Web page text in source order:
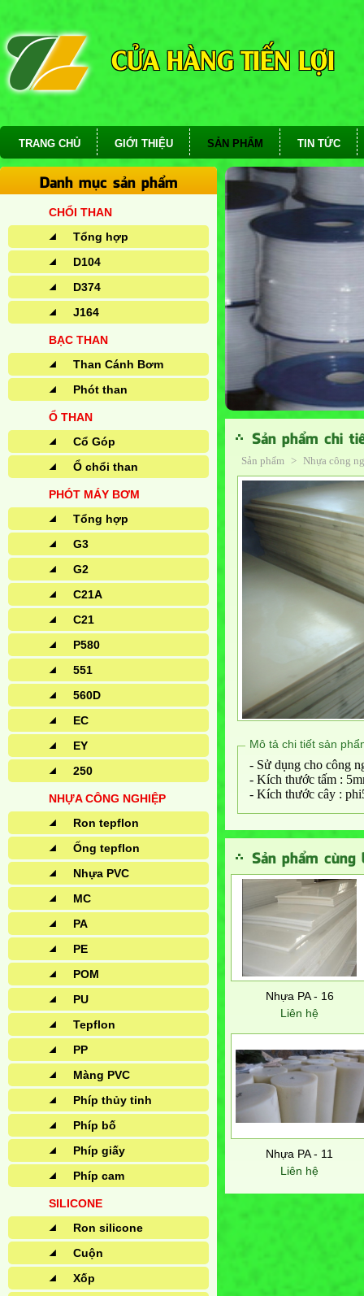
CỬA HÀNG TIẾN LỢI
TRANG CHỦ GIỚI THIỆU SẢN PHẨM TIN TỨC
Danh mục sản phẩm
CHỔI THAN
Tổng hợp
D104
D374
J164
BẠC THAN
Than Cánh Bơm
Phót than
Ổ THAN
Cổ Góp
Ổ chổi than
PHÓT MÁY BƠM
Tổng hợp
G3
G2
C21A
C21
P580
551
560D
EC
EY
250
NHỰA CÔNG NGHIỆP
Ron tepflon
Ống tepflon
Nhựa PVC
MC
PA
PE
POM
PU
Tepflon
PP
Màng PVC
Phíp thủy tinh
Phíp bố
Phíp giấy
Phíp cam
SILICONE
Ron silicone
Cuộn
Xốp
Sản phẩm chi
Sản phẩm > Nhựa công
Mô tả chi tiết sản
- Sử dụng cho công
- Kích thước tấm :
- Kích thước cây :
Sản phẩm cùng
Nhựa PA - 16
Liên hệ
Nhựa PA - 11
Liên hệ